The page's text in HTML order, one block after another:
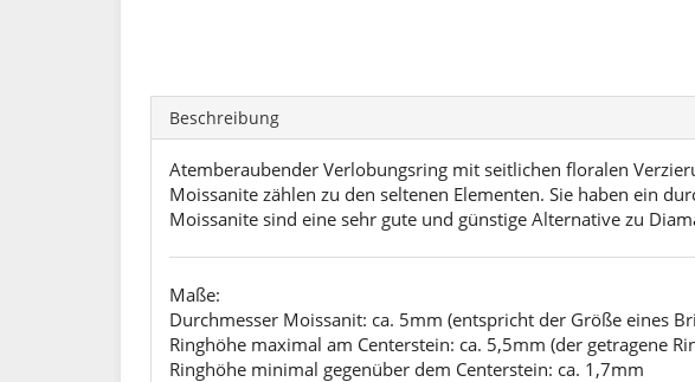
Beschreibung
Atemberaubender Verlobungsring mit seitlichen floralen
Moissanite zählen zu den seltenen Elementen. Sie haben ein
Moissanite sind eine sehr gute und günstige Alternative zu
Maße:
Durchmesser Moissanit: ca. 5mm (entspricht der Größe eines
Ringhöhe maximal am Centerstein: ca. 5,5mm (der getragene
Ringhöhe minimal gegenüber dem Centerstein: ca. 1,7mm